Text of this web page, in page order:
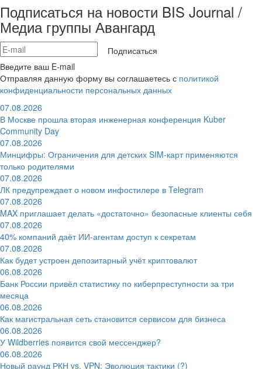
Подписаться на новости BIS Journal /
Медиа группы Авангард
Подписаться
Введите ваш E-mail
Отправляя данную форму вы соглашаетесь с политикой
конфиденциальности персональных данных
07.08.2026
В Москве прошла вторая инженерная конференция Kuber
Community Day
07.08.2026
Минцифры: Ограничения для детских SIM-карт применяются
только родителями
07.08.2026
ЛК предупреждает о новом инфостилере в Telegram
07.08.2026
MAX приглашает делать «достаточно» безопасные клиенты себя
07.08.2026
40% компаний даёт ИИ‑агентам доступ к секретам
07.08.2026
Как будет устроен депозитарный учёт криптовалют
06.08.2026
Банк России привёл статистику по киберпреступности за три
месяца
06.08.2026
Как магистральная сеть становится сервисом для бизнеса
06.08.2026
У Wildberries появится свой мессенджер?
06.08.2026
Новый раунд РКН vs. VPN: Эволюция тактики (?)